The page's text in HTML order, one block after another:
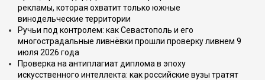
рекламы, которая охватит только южные
винодельческие территории
Ручьи под контролем: как Севастополь и его
многострадальные ливнёвки прошли проверку ливнем 9
июля 2026 года
Проверка на антиплагиат диплома в эпоху
искусственного интеллекта: как российские вузы тратят